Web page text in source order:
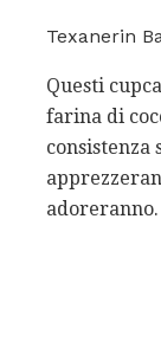
Texanerin
Questi
farina di
adoreranno.